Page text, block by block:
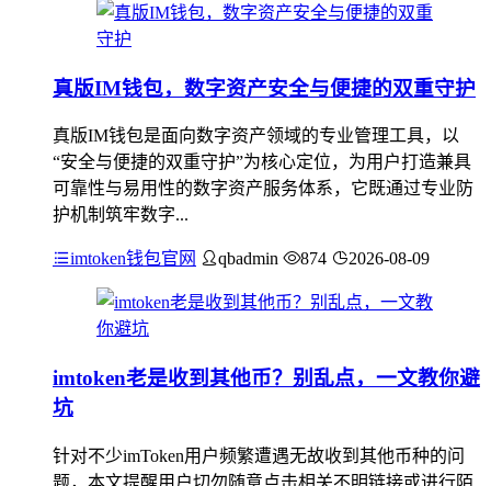
真版IM钱包，数字资产安全与便捷的双重守护
真版IM钱包是面向数字资产领域的专业管理工具，以
“安全与便捷的双重守护”为核心定位，为用户打造兼具
可靠性与易用性的数字资产服务体系，它既通过专业防
护机制筑牢数字...
imtoken钱包官网 qbadmin 874 2026-08-09
imtoken老是收到其他币？别乱点，一文教你避
坑
针对不少imToken用户频繁遭遇无故收到其他币种的问
题，本文提醒用户切勿随意点击相关不明链接或进行陌